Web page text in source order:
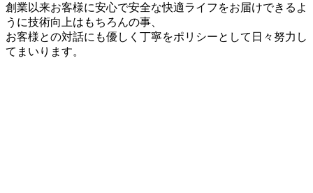
創業以来お客様に安心で安全な快適ライフをお届けできるよ
うに技術向上はもちろんの事、
お客様との対話にも優しく丁寧をポリシーとして日々努力し
てまいります。